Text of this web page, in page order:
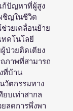
ก้ปัญหาที่ผู้สูง
ชิญในชีวิต
วยเคลื่อนย้าย
คโนโลยี
ป่วยติดเตียง
ภาพที่สามารถ
ที่บ้าน
วัตกรรมทาง
บเท่าสากล
ลดการพึ่งพา